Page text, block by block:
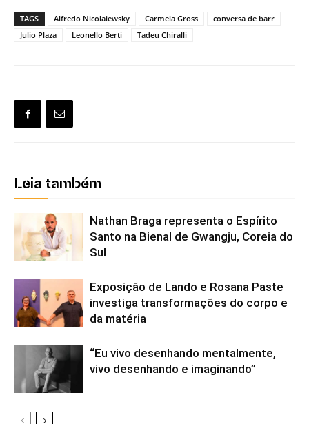
TAGS Alfredo Nicolaiewsky Carmela Gross
conversa de barr
Julio Plaza
Leonello Berti Tadeu Chiralli
Leia também
Nathan Braga representa o Espírito
Santo na Bienal de Gwangju, Coreia do
Sul
Exposição de Lando e Rosana Paste
investiga transformações do corpo e
da matéria
“Eu vivo desenhando mentalmente,
vivo desenhando e imaginando”